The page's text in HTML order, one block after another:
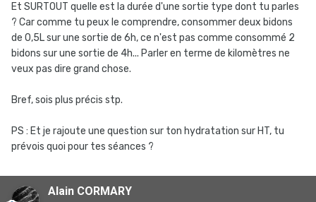
Et SURTOUT quelle est la durée d'une sortie type dont tu parles
? Car comme tu peux le comprendre, consommer deux bidons
de 0,5L sur une sortie de 6h, ce n'est pas comme consommé 2
bidons sur une sortie de 4h... Parler en terme de kilomètres ne
veux pas dire grand chose.
Bref, sois plus précis stp.
PS : Et je rajoute une question sur ton hydratation sur HT, tu
prévois quoi pour tes séances ?
Alain CORMARY